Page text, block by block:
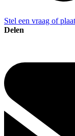
Stel een vraag of
Delen